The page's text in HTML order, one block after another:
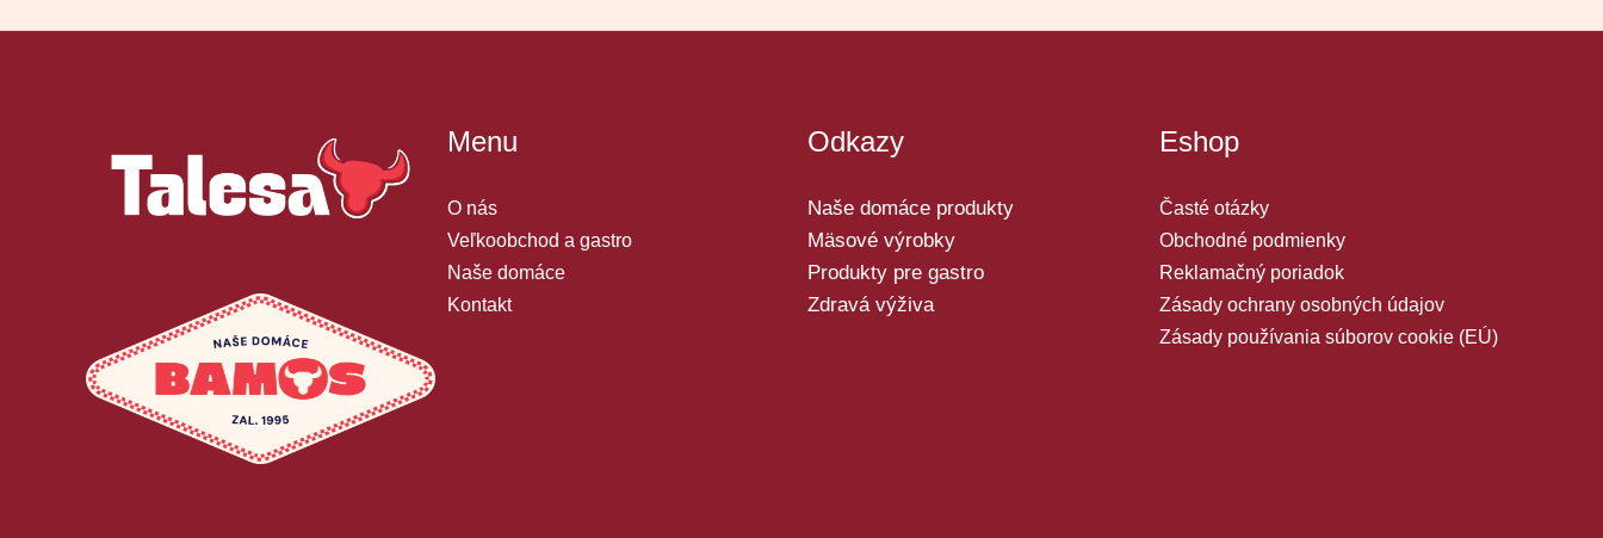
Menu
O nás
Veľkoobchod a gastro
Naše domáce
Kontakt
Odkazy
Naše domáce produkty
Mäsové výrobky
Produkty pre gastro
Zdravá výživa
Eshop
Časté otázky
Obchodné podmienky
Reklamačný poriadok
Zásady ochrany osobných údajov
Zásady používania súborov cookie (EÚ)